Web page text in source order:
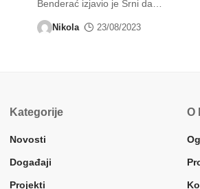
Benderać izjavio je Srni da
Nikola 23/08/2023
Kategorije
Novosti
Događaji
Projekti
O